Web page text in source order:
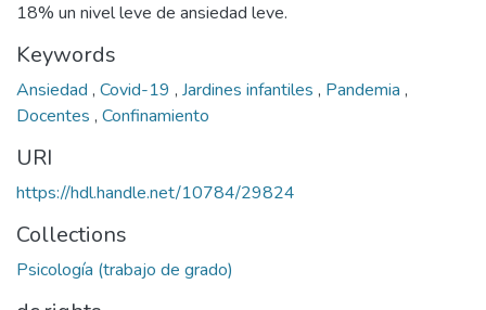
18% un nivel leve de ansiedad leve.
Keywords
Ansiedad , Covid-19 , Jardines infantiles , Pandemia ,
Docentes , Confinamiento
URI
https://hdl.handle.net/10784/29824
Collections
Psicología (trabajo de grado)